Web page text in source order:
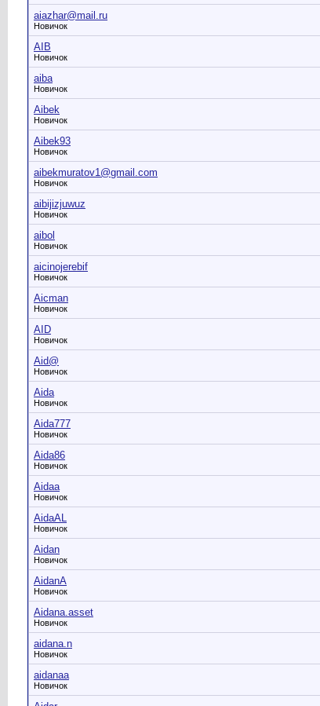
aiazhar@mail.ru
Новичок
AIB
Новичок
aiba
Новичок
Aibek
Новичок
Aibek93
Новичок
aibekmuratov1@gmail.com
Новичок
aibijizjuwuz
Новичок
aibol
Новичок
aicinojerebif
Новичок
Aicman
Новичок
AID
Новичок
Aid@
Новичок
Aida
Новичок
Aida777
Новичок
Aida86
Новичок
Aidaa
Новичок
AidaAL
Новичок
Aidan
Новичок
AidanA
Новичок
Aidana.asset
Новичок
aidana.n
Новичок
aidanaa
Новичок